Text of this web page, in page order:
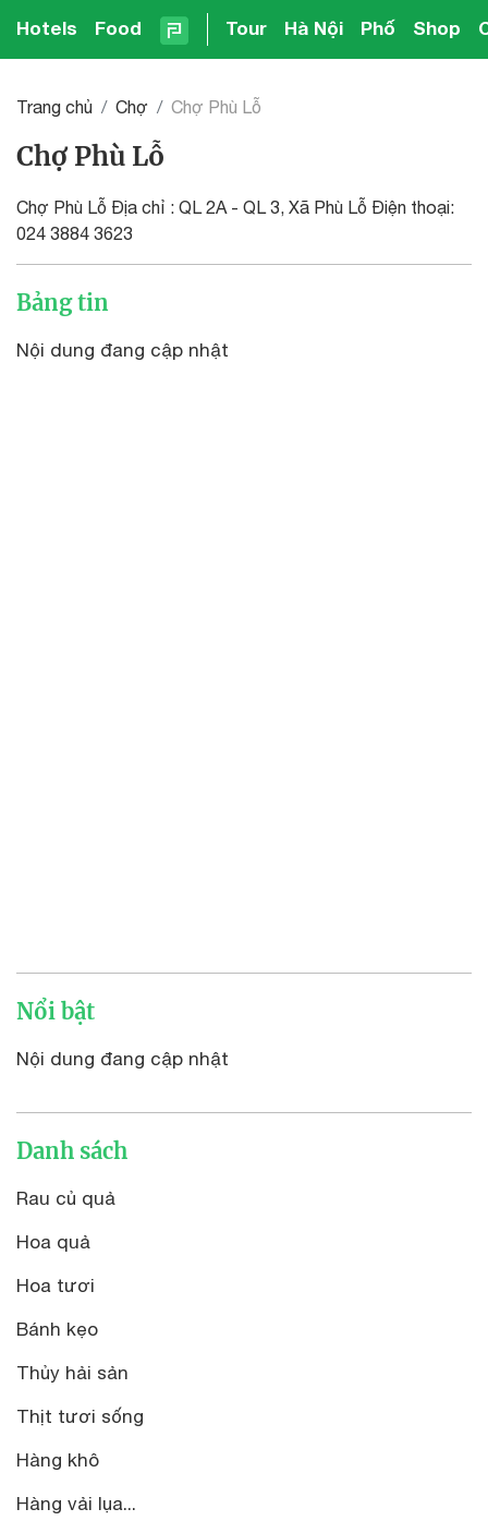
Hotels Food Tour Hà Nội Phố Shop
Trang chủ Chợ Chợ Phù Lỗ
Chợ Phù Lỗ
Chợ Phù Lỗ Địa chỉ : QL 2A - QL 3, Xã Phù Lỗ Điện thoại:
024 3884 3623
Bảng tin
Nội dung đang cập nhật
Nổi bật
Nội dung đang cập nhật
Danh sách
Rau củ quả
Hoa quả
Hoa tươi
Bánh kẹo
Thủy hải sản
Thịt tươi sống
Hàng khô
Hàng vải lụa...